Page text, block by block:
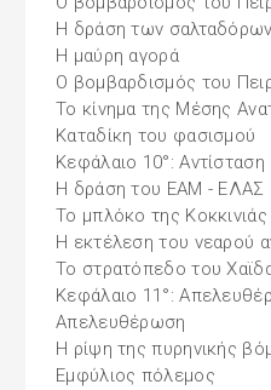
Η δράση των
Η μαύρη αγορά
Ο βομβαρδισμός του
Το κίνημα της Μέσης
Καταδίκη του φασισμού
Κεφάλαιο 10°: Αντίσταση
Η δράση του ΕΑΜ - ΕΛΑΣ
Το μπλόκο της
Η εκτέλεση του νεαρού
Το στρατόπεδο του
Κεφάλαιο 11°:
Απελευθέρωση
Η ρίψη της πυρηνικής
Εμφύλιος πόλεμος